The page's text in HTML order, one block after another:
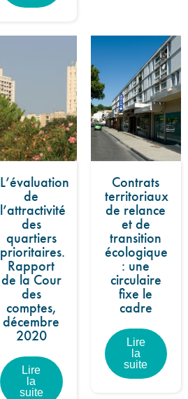
L’évaluation
de
l’attractivité
des
quartiers
prioritaires.
Rapport
de la Cour
des
comptes,
décembre
2020
Lire
la
suite
Contrats
territoriaux
de relance
et de
transition
écologique
: une
circulaire
fixe le
cadre
Lire
la
suite